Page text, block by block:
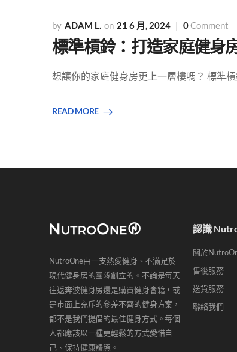
ADAM L. 21 6 月, 2024 0Comment
標準槓鈴：打造家庭健身
想讓你的家庭健身房更上一層樓嗎？ 標準
READ MORE
NutroOne由一支熱愛健身、不滿足於
現代健身房的團隊創立的。不論是每天
往返奔波健身房還是購買健身會籍，或
是市面上充斥的參差不齊的健身方案，
都不是我們提倡的最佳健身方式。每個
人都應該以一種更輕鬆的方式愛惜自
己、保持健康體態。
認識
關於
售後服務
送貨服務
聯絡我們